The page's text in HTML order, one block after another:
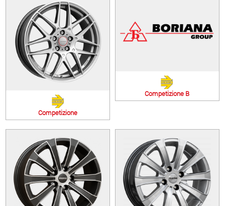
Competizione
Competizione B